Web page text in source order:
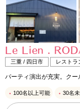
Le Lien .
三重 / 四日市 レストラ
パーティ演出が充実。ク
100名以上可能 30名